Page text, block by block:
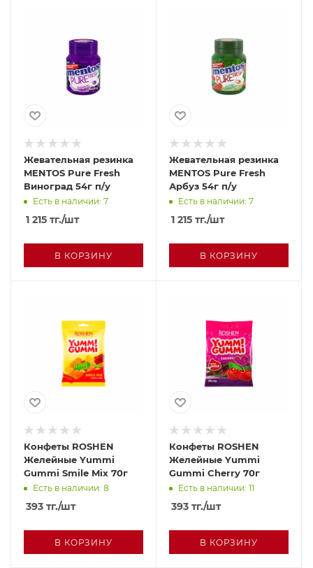
Жевательная резинка
MENTOS Pure Fresh
Виноград 54г п/у
Есть в наличии: 7
1 215 тг./шт
В КОРЗИНУ
Жевательная резинка
MENTOS Pure Fresh
Арбуз 54г п/у
Есть в наличии: 7
1 215 тг./шт
В КОРЗИНУ
Конфеты ROSHEN
Желейные Yummi
Gummi Smile Mix 70г
Есть в наличии: 8
393 тг./шт
В КОРЗИНУ
Конфеты ROSHEN
Желейные Yummi
Gummi Cherry 70г
Есть в наличии: 11
393 тг./шт
В КОРЗИНУ